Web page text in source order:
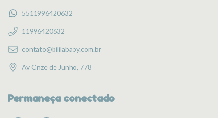
5511996420632
11996420632
contato@bililababy.com.br
Av Onze de Junho, 778
Permaneça conectado